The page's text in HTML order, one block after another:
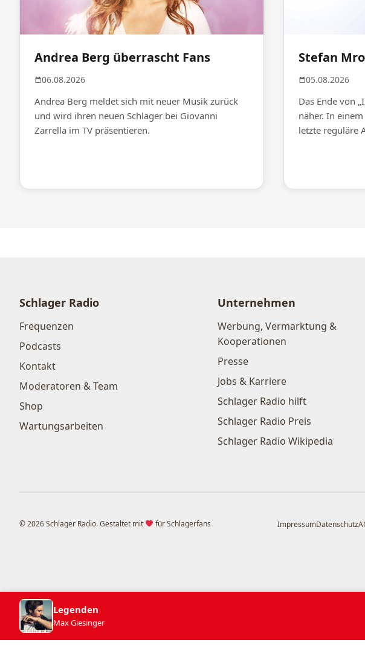
Andrea Berg überrascht Fans
06.08.2026
Andrea Berg meldet sich mit neuer Musik zurück
und wird ihren neuen Schlager bei Giovanni
Zarrella im TV präsentieren.
Stefan
05.08.2026
Das Ende von
näher. In
letzte reguläre
Schlager Radio
Frequenzen
Podcasts
Kontakt
Moderatoren & Team
Shop
Wartungsarbeiten
Unternehmen
Werbung, Vermarktung &
Kooperationen
Presse
Jobs & Karriere
Schlager Radio hilft
Schlager Radio Preis
Schlager Radio Wikipedia
© 2026 Schlager Radio. Gestaltet mit für Schlagerfans ImpressumDatenschutz
Legenden
Max Giesinger